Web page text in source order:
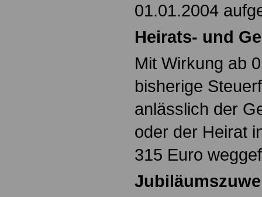
01.01.2004
Heirats- und
Mit Wirkung ab
bisherige
anlässlich der
oder der Heirat
315 Euro